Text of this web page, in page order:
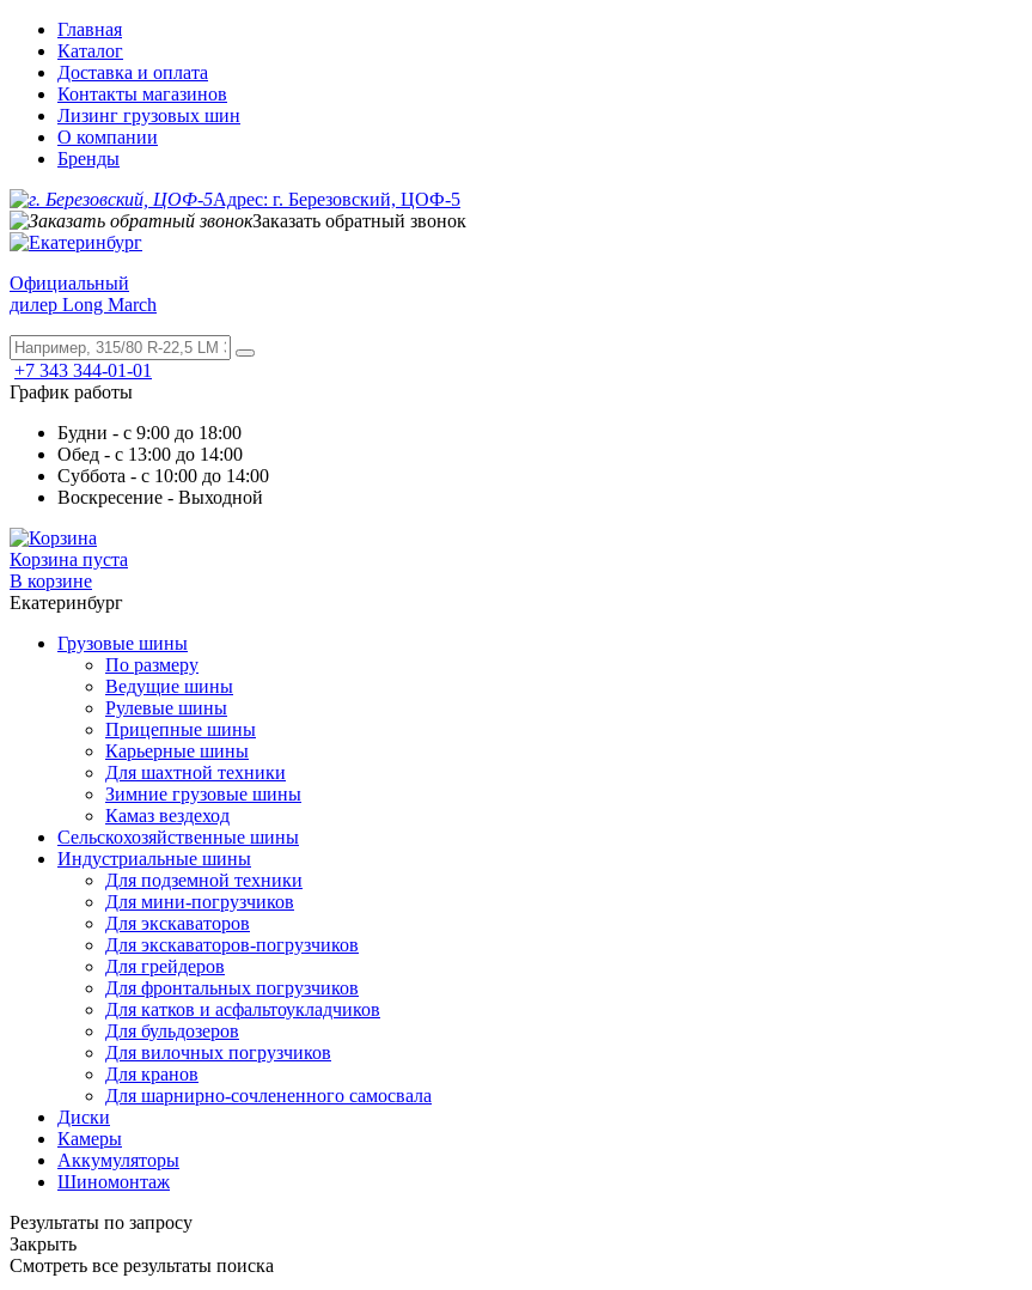
Главная
Каталог
Доставка и оплата
Контакты магазинов
Лизинг грузовых шин
О компании
Бренды
Адрес: г. Березовский, ЦОФ-5
Заказать обратный звонок
Официальный
дилер Long March
+7 343 344-01-01
График работы
Будни - с 9:00 до 18:00
Обед - с 13:00 до 14:00
Суббота - с 10:00 до 14:00
Воскресение - Выходной
Корзина пуста
В корзине
Екатеринбург
Грузовые шины
По размеру
Ведущие шины
Рулевые шины
Прицепные шины
Карьерные шины
Для шахтной техники
Зимние грузовые шины
Камаз вездеход
Сельскохозяйственные шины
Индустриальные шины
Для подземной техники
Для мини-погрузчиков
Для экскаваторов
Для экскаваторов-погрузчиков
Для грейдеров
Для фронтальных погрузчиков
Для катков и асфальтоукладчиков
Для бульдозеров
Для вилочных погрузчиков
Для кранов
Для шарнирно-сочлененного самосвала
Диски
Камеры
Аккумуляторы
Шиномонтаж
Результаты по запросу
Закрыть
Смотреть все результаты поиска